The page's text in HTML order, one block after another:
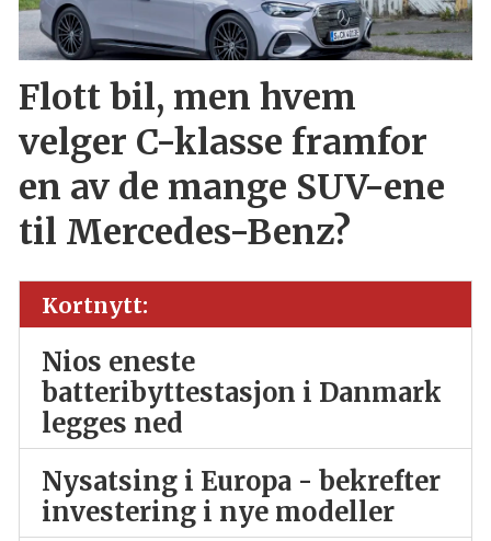
Flott bil, men hvem
velger C-klasse framfor
en av de mange SUV-ene
til Mercedes-Benz?
Kortnytt:
Nios eneste
batteribyttestasjon i Danmark
legges ned
Nysatsing i Europa - bekrefter
investering i nye modeller